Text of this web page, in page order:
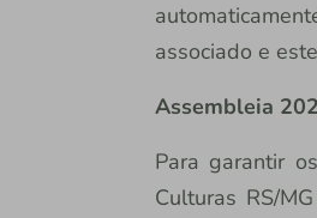
associado e
Assembleia
Para garantir
Culturas RS/